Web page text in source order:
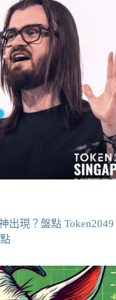
出現？盤點 Token2049